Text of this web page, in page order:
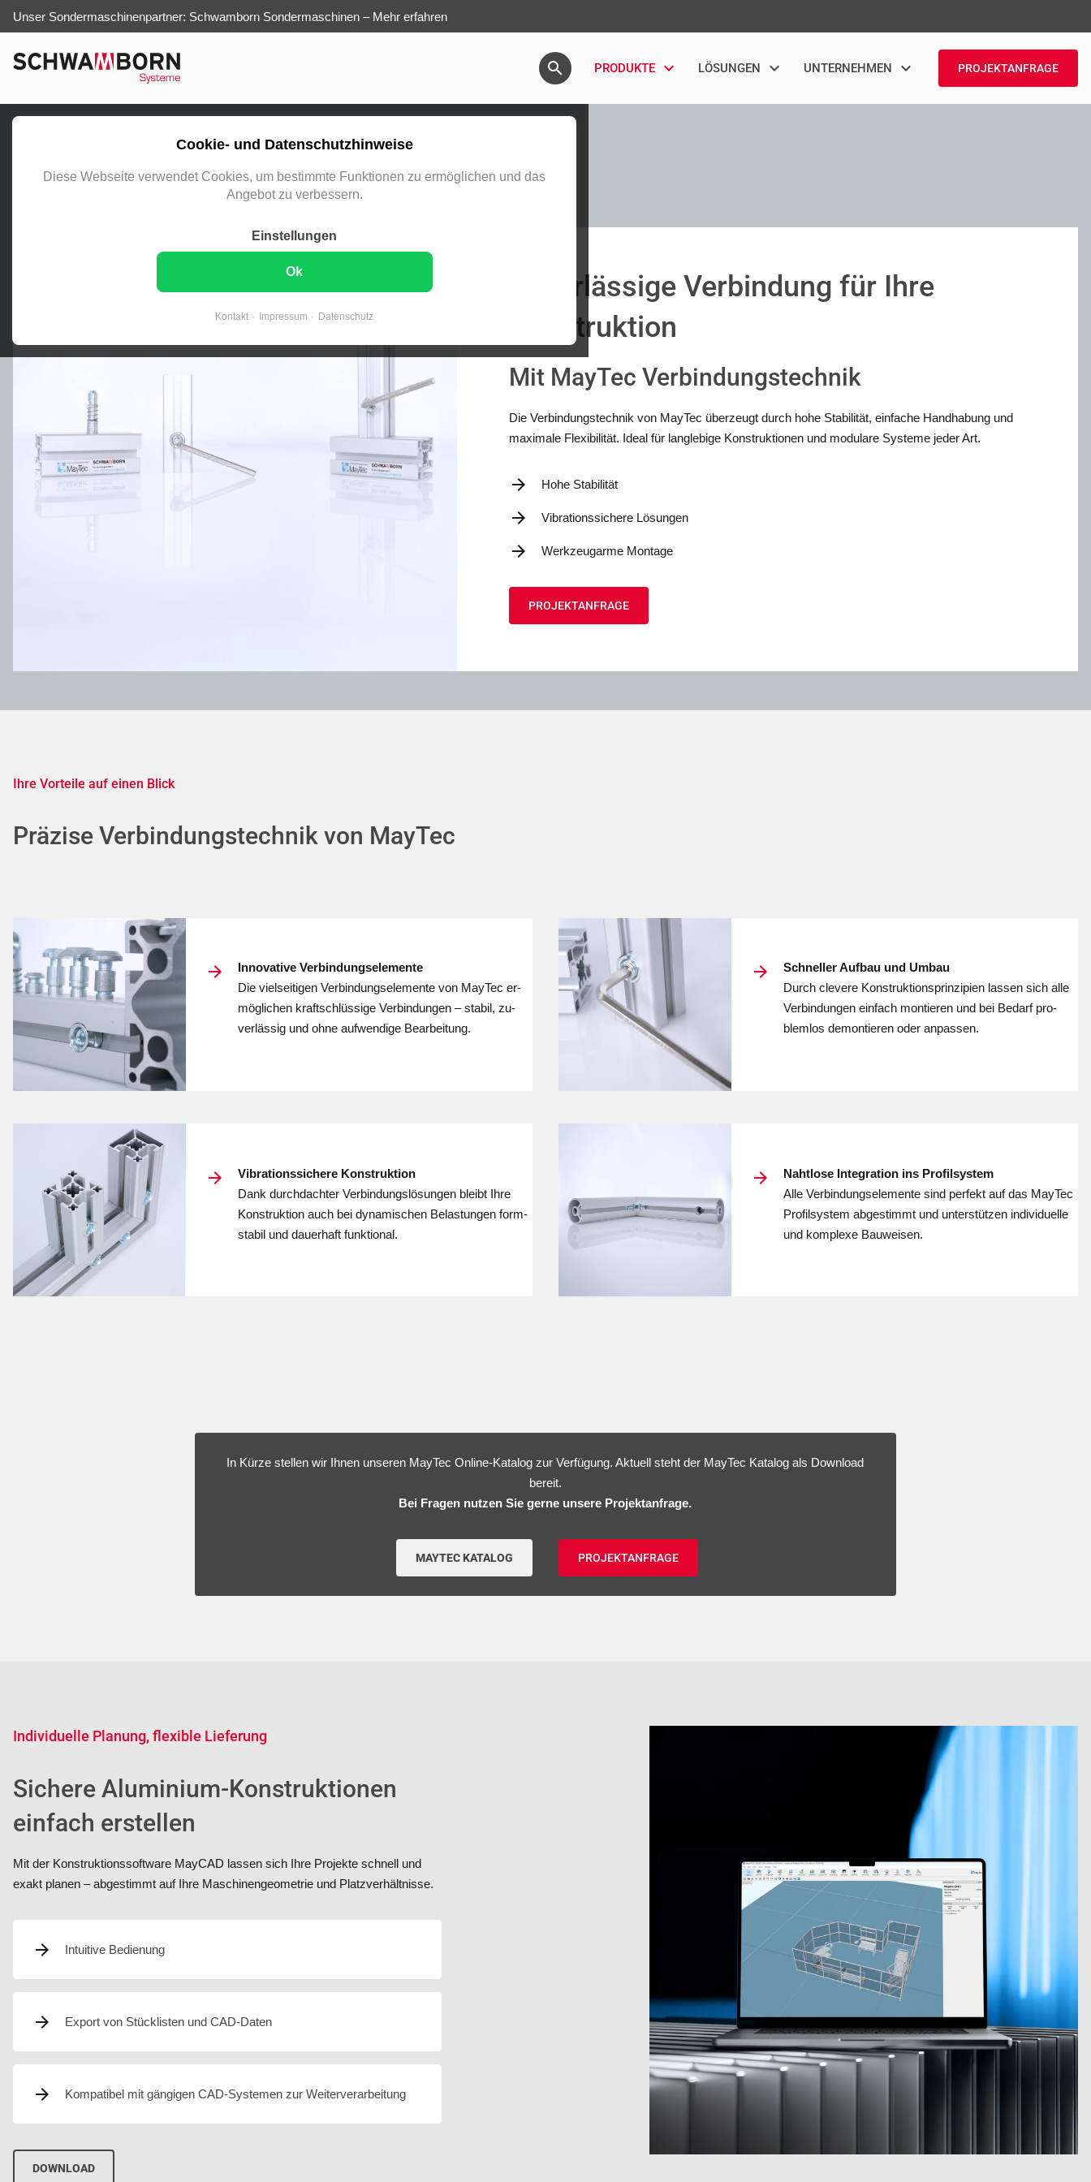
Unser Sondermaschinenpartner: Schwamborn Sondermaschinen – Mehr erfahren
PRODUKTE
LÖSUNGEN UNTERNEHMEN PROJEKTANFRAGE
Zuverlässige Verbindung für Ihre
Konstruktion
Mit MayTec Verbindungstechnik
Die Verbindungstechnik von MayTec überzeugt durch hohe Stabilität, einfache Handhabung und
maximale Flexibilität. Ideal für langlebige Konstruktionen und modulare Systeme jeder Art.
Hohe Stabilität
Vibrationssichere Lösungen
Werkzeugarme Montage
PROJEKTANFRAGE
Ihre Vorteile auf einen Blick
Präzise Verbindungstechnik von MayTec
Innovative Verbindungs­elemente
Die viel­sei­ti­gen Ver­bin­dungs­ele­men­te von MayTec er­
mög­lichen kraft­sch­lüssige Ver­bin­dun­gen – stabil, zu­
ver­lässig und ohne auf­wen­dige Be­ar­bei­tung.
Schneller Aufbau und Umbau
Durch cle­ve­re Kon­struk­tions­prin­zipi­en las­sen sich alle
Ver­bin­dun­gen ein­fach mon­tier­en und bei Be­darf pro­
blem­los de­mon­tier­en oder an­passen.
Vibrations­sichere Konstruktion
Dank durch­dachter Ver­bin­dungs­lösungen bleibt Ihre
Kon­struk­tion auch bei dy­na­mischen Belas­tun­gen form­
stabil und dauer­haft funk­tional.
Nahtlose Inte­gration ins Profil­system
Alle Verbin­dungs­elemente sind per­fekt auf das MayTec
Profil­system abge­stimmt und unter­stützen indi­viduelle
und kom­plexe Bau­weisen.
In Kürze stellen wir Ihnen unseren MayTec Online-Katalog zur Verfügung. Aktuell steht der MayTec Katalog als Download
bereit.
Bei Fragen nutzen Sie gerne unsere Projektanfrage.
MAYTEC KATALOG PROJEKTANFRAGE
Individuelle Planung, flexible Lieferung
Sichere Aluminium-Konstruktionen
einfach erstellen
Mit der Konstruktionssoftware MayCAD lassen sich Ihre Projekte schnell und
exakt planen – abgestimmt auf Ihre Maschinengeometrie und Platzverhältnisse.
Intuitive Bedienung
Export von Stücklisten und CAD-Daten
Kompatibel mit gängigen CAD-Systemen zur Weiterverarbeitung
DOWNLOAD
Cookie- und Datenschutzhinweise
Diese Webseite verwendet Cookies, um bestimmte Funktionen zu ermöglichen und das
Angebot zu verbessern.
Einstellungen
Ok
Kontakt Impressum Datenschutz